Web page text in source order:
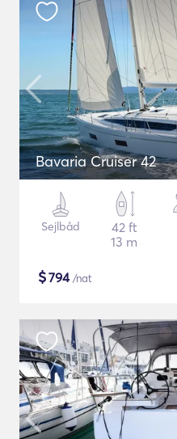
Bavaria Cruiser 42
Sejlbåd
42 ft
13 m
$794/nat